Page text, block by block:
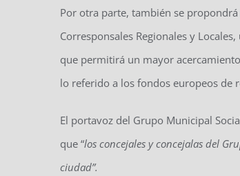
Por otra parte, también se
Corresponsales Regionales y
que permitirá un mayor
lo referido a los fondos europeos de
El portavoz del Grupo Municipal
que “los concejales y concejalas del
ciudad”.